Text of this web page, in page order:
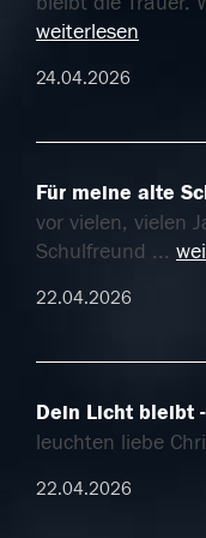
weiterlesen
24.04.2026
Für meine alte
vor vielen, vielen
Schulfreund ...
22.04.2026
Dein Licht bleibt
leuchten liebe
22.04.2026